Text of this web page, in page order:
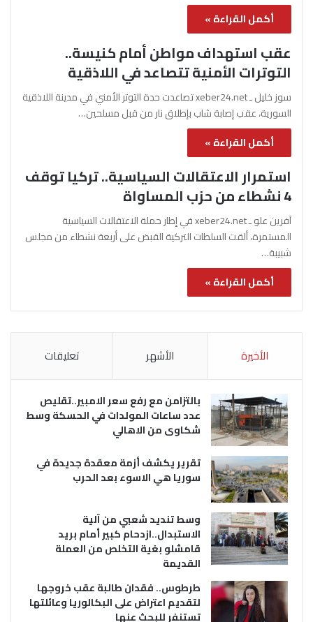
أكمل القراءة »
عقب استهداف مواطن أمام كنيسة..
التوترات الأمنية تتصاعد في اللاذقية
سوز خليل ـ xeber24.net تصاعدت حدة التوتر الأمني في مدينة اللاذقية
السورية، عقب إصابة شاب بإطلاق نار من قبل مسلحين…
أكمل القراءة »
استمرار الاعتقالات السياسية.. تركيا توقف
4 نشطاء من حزب المساواة
آفرين علو ـ xeber24.net في إطار حملة الاعتقالات السياسية
المستمرة، ألقت السلطات التركية القبض على أربعة نشطاء من مجلس
شبيبة…
أكمل القراءة »
الأخيرة الأشهر تعليقات
بالتزامن مع رفع سعر الامبير..تقليص
عدد ساعات المولدات في الحسكة وسط
شكاوى من الاهالي
تقرير يكشف أزمة معقدة جديدة في
سوريا هي الاسوء بعد الحرب
وسط تنديد شعبي من آلية
الاستبدال..ازدحام كبير أمام بريد
قامشلو بغية التخلص من العملة
القديمة
طرطوس.. فقدان طالبة عقب خروجها
لتقديم اعتراض على البكالوريا وعائلتها
تستنفر للبحث عنها